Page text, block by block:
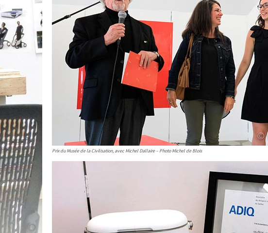
Prix du Musée de la Civilisation, avec Michel Dallaire – Photo Michel de Blois